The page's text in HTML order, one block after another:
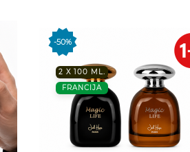
-50%
2 X 100 ML.
FRANCIJA